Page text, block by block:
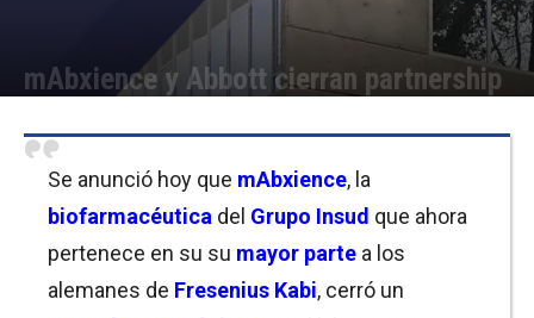
mAbxience y Abbott cierran partnership
Se anunció hoy que mAbxience, la
biofarmacéutica del Grupo Insud que ahora
pertenece en su su mayor parte a los
alemanes de Fresenius Kabi, cerró un